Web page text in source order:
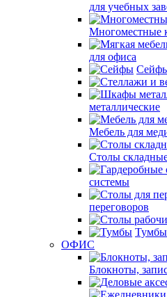
для учебных
Многоместные
для офиса
металлические
Мебель для
Столы
системы
переговоров
Тумбы
ОФИС
Блокноты,